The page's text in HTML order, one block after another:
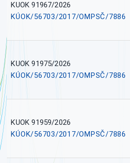
KUOK 91967/2026
KÚOK/56703/2017/OMPSČ/7886
KUOK 91975/2026
KÚOK/56703/2017/OMPSČ/7886
KUOK 91959/2026
KÚOK/56703/2017/OMPSČ/7886